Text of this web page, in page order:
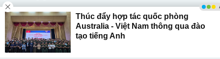
Website liên kết
PHANQUANG.VN
KIẾM TRƯỜNG